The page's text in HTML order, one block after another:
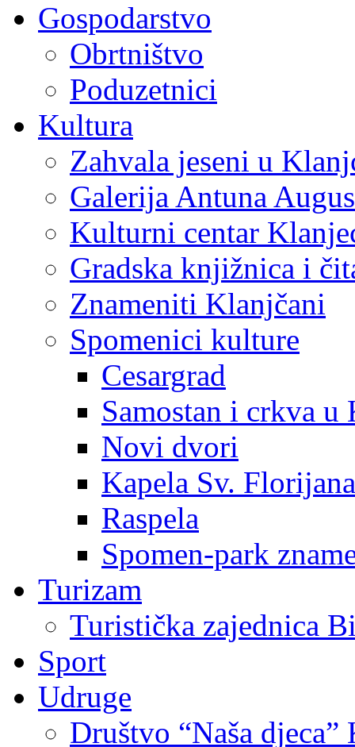
Gospodarstvo
Obrtništvo
Poduzetnici
Kultura
Zahvala jeseni u
Galerija Antuna
Kulturni centar
Gradska knjižnica i
Znameniti Klanjčani
Spomenici kulture
Cesargrad
Samostan i crkva u
Novi dvori
Kapela Sv. Florijana
Raspela
Spomen-park
Turizam
Turistička zajednica
Sport
Udruge
Društvo “Naša djeca”